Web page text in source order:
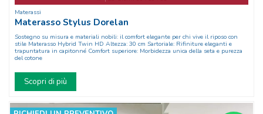
Materassi
Materasso Stylus Dorelan
Sostegno su misura e materiali nobili: il comfort elegante per chi vive il riposo con
stile Materasso Hybrid Twin HD Altezza: 30 cm Sartoriale: Rifiniture eleganti e
trapuntatura in capitonné Comfort superiore: Morbidezza unica della seta e purezza
del cotone
Scopri di più